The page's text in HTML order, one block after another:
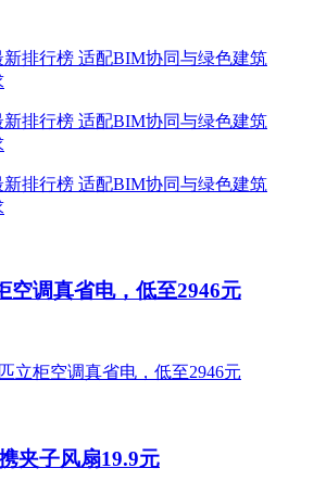
空调真省电，低至2946元
夹子风扇19.9元